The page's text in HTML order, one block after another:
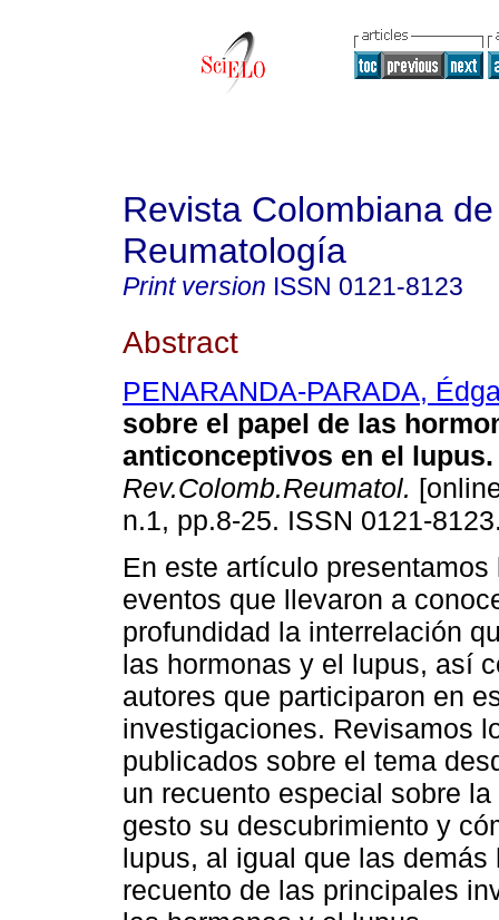
Revista Colombiana de
Reumatología
Print version ISSN 0121-8123
Abstract
PENARANDA-PARADA,
sobre el papel de las
anticonceptivos en el lupus.
Rev.Colomb.Reumatol.
n.1, pp.8-25. ISSN 0121-
En este artículo
eventos que llevaron a
profundidad la interrelación
las hormonas y el lupus, así
autores que participaron en
investigaciones. Revisamos
publicados sobre el tema
un recuento especial sobre
gesto su descubrimiento y
lupus, al igual que las
recuento de las principales